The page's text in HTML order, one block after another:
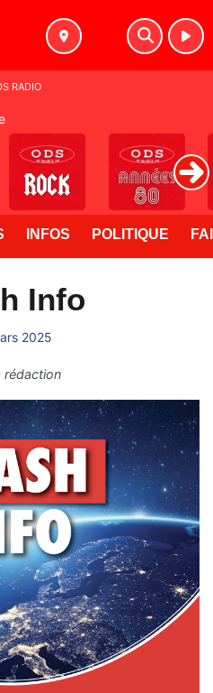
INFOS POLITIQUE
Info
2025
rédaction
RADIO